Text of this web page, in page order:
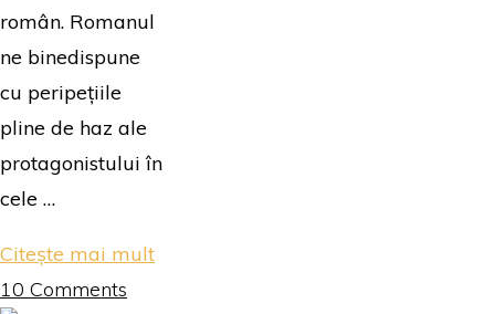
român. Romanul
ne binedispune
cu peripețiile
pline de haz ale
protagonistului în
cele …
Citește mai mult"Hoinăreanu
10 Comments